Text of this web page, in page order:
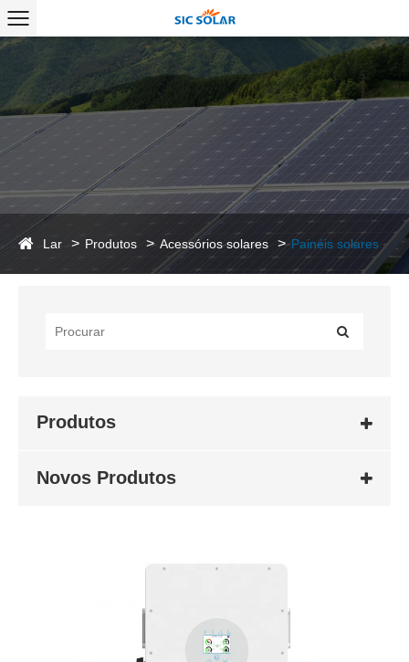
Lar Produtos Acessórios solares Painéis solares
Produtos
Novos Produtos